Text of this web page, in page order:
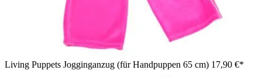
Living Puppets Jogginganzug (für Handpuppen 65 cm) 17,90 €*